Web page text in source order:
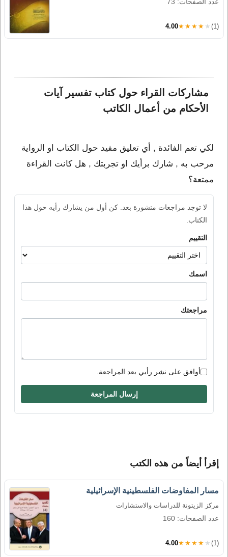
4.00★★★★★ (1)
مشاركات القراء حول كتاب تفسير آيات
الأحكام من أعمال الكاتب
لكي تعم الفائدة , أي تعليق مفيد حول الكتاب او الرواية
مرحب به , شارك برأيك او تجربتك , هل كانت القراءة
ممتعة؟
لا توجد مراجعات منشورة بعد. كن أول من يشارك رأيه حول هذا
الكتاب.
التقييم
اسمك
مراجعتك
أوافق على نشر رأيي بعد المراجعة.
إرسال المراجعة
إقرأ أيضاً من هذه الكتب
مسار المفاوضات الفلسطينية الإسرائيلية
مركز الزيتونة للدراسات والاستشارات
عدد الصفحات: 160
4.00★★★★★ (1)